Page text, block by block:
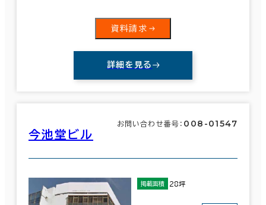
資料請求
詳細を見る
今池堂ビル
お問い合わせ番号： 008-01547
掲載面積 28坪